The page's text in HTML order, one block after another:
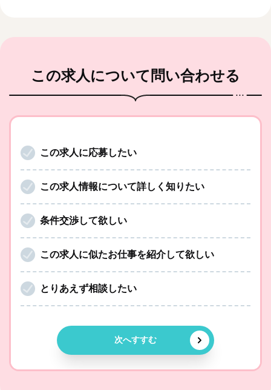
この求人について問い合わせる
この求人に応募したい
この求人情報について詳しく知りたい
条件交渉して欲しい
この求人に似たお仕事を紹介して欲しい
とりあえず相談したい
次へすすむ